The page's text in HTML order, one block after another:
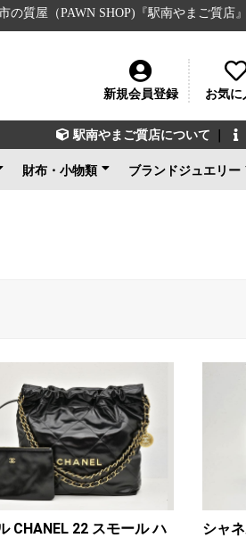
SHOP)『駅南やまご質店』 ロレッ
新規会員登録 お気に
駅南やまご質店について
財布・小物類 ブランドジュエリー
CHANEL 22 スモール ハ
シャ